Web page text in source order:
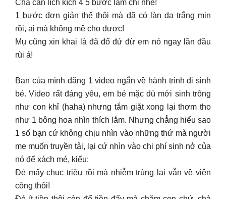
Chả cần lích kích 4 5 bước làm chi nhề!
1 bước đơn giản thế thôi mà đã có làn da trắng mịn
rồi, ai mà không mê cho được!
Mụ cũng xin khai là đã đổ đứ đừ em nó ngay lần đầu
rùi á!
Bạn của mình đăng 1 video ngắn về hành trình đi sinh
bé. Video rất đáng yêu, em bé mặc dù mới sinh trông
như con khỉ (haha) nhưng tắm giặt xong lại thơm tho
như 1 bông hoa nhìn thích lắm. Nhưng chẳng hiểu sao
1 số bạn cứ không chịu nhìn vào những thứ mà người
mẹ muốn truyền tải, lại cứ nhìn vào chi phí sinh nở của
nó để xách mé, kiểu:
Đẻ mấy chục triệu rồi mà nhiễm trùng lại vẫn về viện
công thôi!